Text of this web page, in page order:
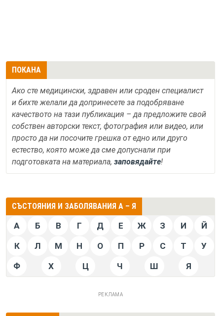
ПОКАНА
Ако сте медицински, здравен или сроден специалист
и бихте желали да допринесете за подобряване
качеството на тази публикация – да предложите свой
собствен авторски текст, фотография или видео, или
просто да ни посочите грешка от едно или друго
естество, която може да сме допуснали при
подготовката на материала, заповядайте!
СЪСТОЯНИЯ И ЗАБОЛЯВАНИЯ А – Я
А Б В Г Д Е Ж З И Й
К Л М Н О П Р С Т У
Ф Х Ц Ч Ш Я
РЕКЛАМА